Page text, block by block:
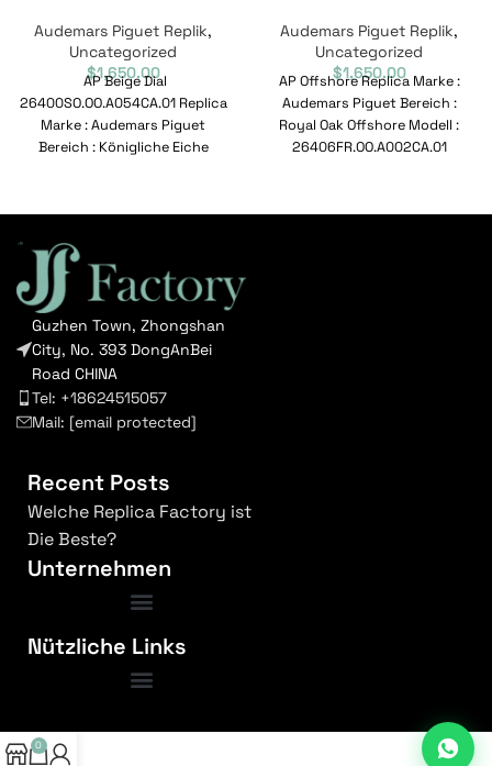
Audemars Piguet Replik,
Uncategorized
$1,650.00
AP Beige Dial
26400SO.OO.A054CA.01 Replica
Marke : Audemars Piguet
Bereich : Königliche Eiche
26400SO.OO.A054CA.01
Audemars Piguet Replik,
Uncategorized
$1,650.00
AP Offshore Replica Marke :
Audemars Piguet Bereich :
Royal Oak Offshore Modell :
26406FR.OO.A002CA.01
Bewegung :
Guzhen Town, Zhongshan
City, No. 393 DongAnBei
Road CHINA
Tel: +18624515057
Mail: [email protected]
Recent Posts
Welche Replica Factory ist
Die Beste?
Unternehmen
Nützliche Links
0